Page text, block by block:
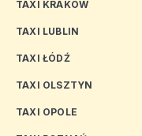
TAXI KRAKÓW
TAXI LUBLIN
TAXI ŁÓDŹ
TAXI OLSZTYN
TAXI OPOLE